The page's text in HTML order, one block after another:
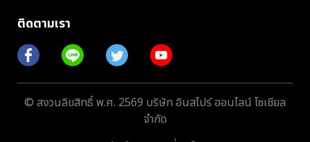
ติดตามเรา
© สงวนลิขสิทธิ์ พ.ศ. 2569 บริษัท อินสไปร์ ออนไลน์ โซเชียล
จำกัด